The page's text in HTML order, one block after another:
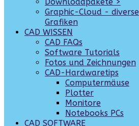
Graphic-Cloud - diverse
Grafiken
CAD WISSEN
CAD FAQs
Software Tutorials
Fotos und Zeichnungen
CAD-Hardwaretips
Computermäuse
Plotter
Monitore
Notebooks PCs
CAD SOFTWARE